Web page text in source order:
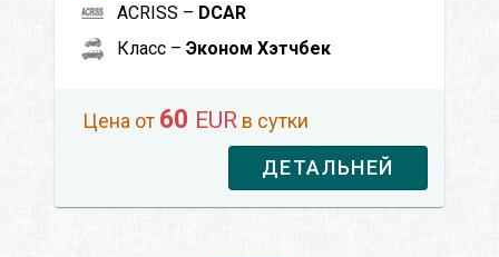
ACRISS – DCAR
Класс – Эконом Хэтчбек
Цена от 60 EUR в сутки
ДЕТАЛЬНЕЙ